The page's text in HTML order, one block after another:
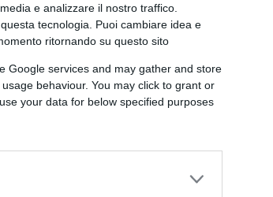
e analizzare il nostro traffico.
tecnologia. Puoi cambiare idea e
ritornando su questo sito
Google services and may gather and store
behaviour. You may click to grant or
your data for below specified purposes
Meloni
Ceuta